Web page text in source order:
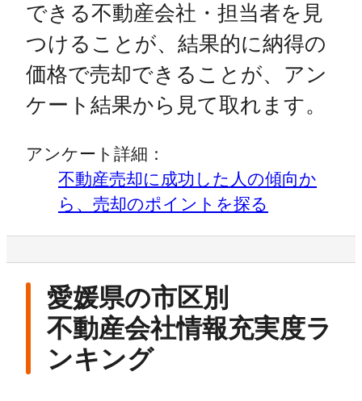
できる不動産会社・担当者を見
つけることが、結果的に納得の
価格で売却できることが、アン
ケート結果から見て取れます。
アンケート詳細：
不動産売却に成功した人の傾向か
ら、売却のポイントを探る
愛媛県の市区別
不動産会社情報充実度ラ
ンキング